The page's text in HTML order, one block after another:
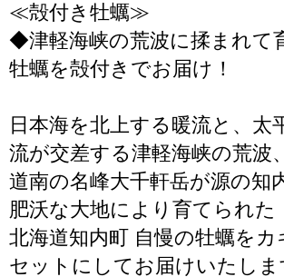
≪殻付き牡蠣≫
◆津軽海峡の荒波に揉まれて
牡蠣を殻付きでお届け！
日本海を北上する暖流と、太
流が交差する津軽海峡の荒波、
道南の名峰大千軒岳が源の知
肥沃な大地により育てられた
北海道知内町 自慢の牡蠣をカ
セットにしてお届けいたしま